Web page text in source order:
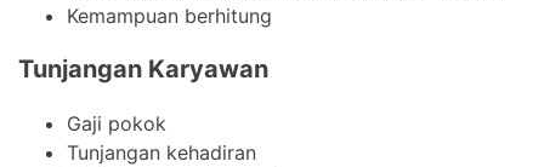
Kemampuan berhitung
Tunjangan Karyawan
Gaji pokok
Tunjangan kehadiran